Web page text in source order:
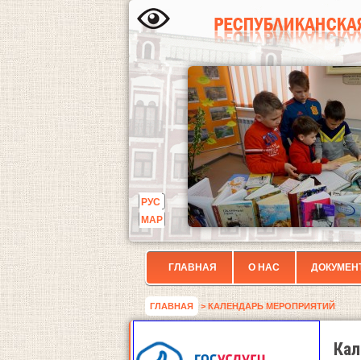
РУС
МАР
ГЛАВНАЯ О НАС
ГЛАВНАЯ > КАЛЕНДАРЬ МЕРОПРИЯТИЙ